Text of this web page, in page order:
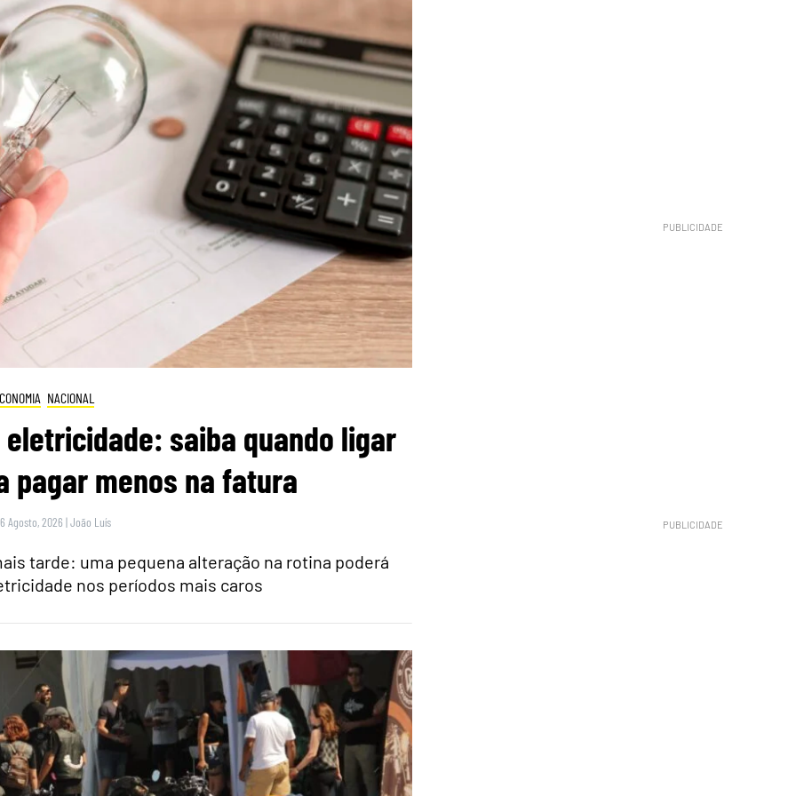
NACIONAL
saiba quando ligar
pagar menos na fatura
Agosto, 2026 |João Luís
tarde: uma pequena alteração na rotina poderá
nos períodos mais caros